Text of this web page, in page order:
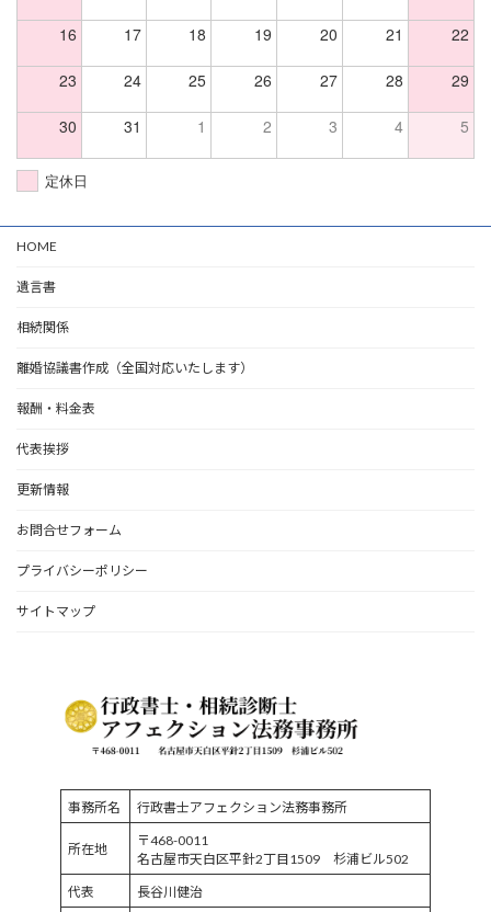
16 17 18 19 20 21 22
23 24 25 26 27 28 29
30 31 1 2 3 4 5
定休日
HOME
遺言書
相続関係
離婚協議書作成（全国対応いたします）
報酬・料金表
代表挨拶
更新情報
お問合せフォーム
プライバシーポリシー
サイトマップ
事務所名 行政書士アフェクション法務事務所
所在地
〒468-0011
名古屋市天白区平針2丁目1509 杉浦ビル502
代表
長谷川健治